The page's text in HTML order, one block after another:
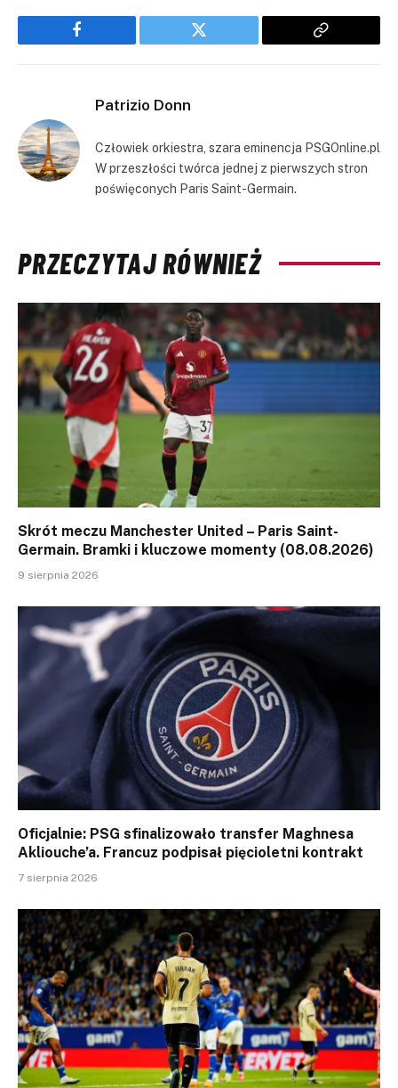
Facebook Twitter
Copy
Patrizio Donn
Człowiek orkiestra, szara eminencja PSGOnline.pl
W przeszłości twórca jednej z pierwszych stron
poświęconych Paris Saint-Germain.
PRZECZYTAJ RÓWNIEŻ
Skrót meczu Manchester United – Paris Saint-
Germain. Bramki i kluczowe momenty (08.08.2026)
9 sierpnia 2026
Oficjalnie: PSG sfinalizowało transfer Maghnesa
Akliouche’a. Francuz podpisał pięcioletni kontrakt
7 sierpnia 2026